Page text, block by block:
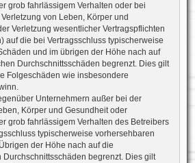
grob fahrlässigem Verhalten oder bei
von Leben, Körper und
Verletzung wesentlicher Vertragspflichten
auf die bei Vertragsschluss typischerweise
und im übrigen der Höhe nach auf
Durchschnittsschäden begrenzt. Dies gilt
Folgeschäden wie insbesondere
Unternehmern außer bei der
Körper und Gesundheit oder
grob fahrlässigem Verhalten des Betreibers
typischerweise vorhersehbaren
der Höhe nach auf die
Durchschnittsschäden begrenzt. Dies gilt